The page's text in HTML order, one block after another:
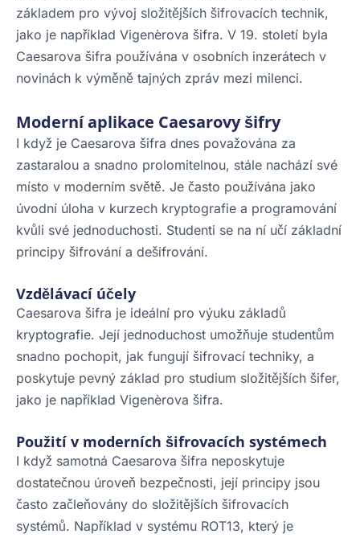
základem pro vývoj složitějších šifrovacích technik,
jako je například Vigenèrova šifra. V 19. století byla
Caesarova šifra používána v osobních inzerátech v
novinách k výměně tajných zpráv mezi milenci.
Moderní aplikace Caesarovy šifry
I když je Caesarova šifra dnes považována za
zastaralou a snadno prolomitelnou, stále nachází své
místo v moderním světě. Je často používána jako
úvodní úloha v kurzech kryptografie a programování
kvůli své jednoduchosti. Studenti se na ní učí základní
principy šifrování a dešifrování.
Vzdělávací účely
Caesarova šifra je ideální pro výuku základů
kryptografie. Její jednoduchost umožňuje studentům
snadno pochopit, jak fungují šifrovací techniky, a
poskytuje pevný základ pro studium složitějších šifer,
jako je například Vigenèrova šifra.
Použití v moderních šifrovacích systémech
I když samotná Caesarova šifra neposkytuje
dostatečnou úroveň bezpečnosti, její principy jsou
často začleňovány do složitějších šifrovacích
systémů. Například v systému ROT13, který je